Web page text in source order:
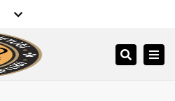
+90 545 206 34 34
top
bar
Search